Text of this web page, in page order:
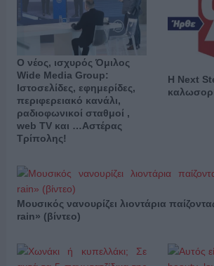
Ο νέος, ισχυρός Όμιλος
Wide Media Group:
Ιστοσελίδες, εφημερίδες,
περιφερειακό κανάλι,
ραδιοφωνικοί σταθμοί ,
web TV και …Αστέρας
Τρίπολης!
Η Next
Μουσικός νανουρίζει λιοντάρια
rain» (βίντεο)